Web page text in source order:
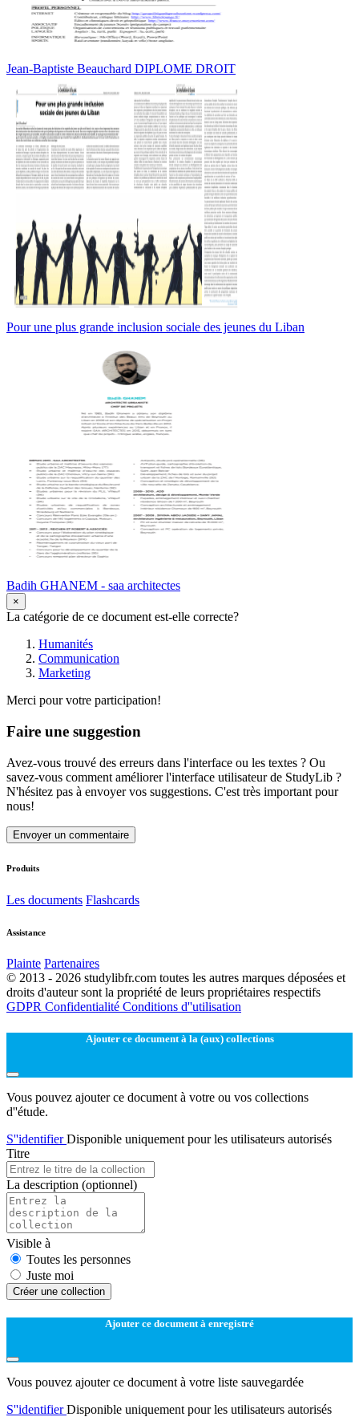
Jean-Baptiste Beauchard DIPLOME DROIT
Pour une plus grande inclusion sociale des jeunes du Liban
Badih GHANEM - saa architectes
×
La catégorie de ce document est-elle correcte?
Humanités
Communication
Marketing
Merci pour votre participation!
Faire une suggestion
Avez-vous trouvé des erreurs dans l'interface ou les textes ? Ou
savez-vous comment améliorer l'interface utilisateur de StudyLib ?
N'hésitez pas à envoyer vos suggestions. C'est très important pour
nous!
Envoyer un commentaire
Produits
Les documents Flashcards
Assistance
Plainte Partenaires
© 2013 - 2026 studylibfr.com toutes les autres marques déposées et
droits d'auteur sont la propriété de leurs propriétaires respectifs
GDPR Confidentialité Conditions d''utilisation
Ajouter ce document à la (aux) collections
Vous pouvez ajouter ce document à votre ou vos collections
d''étude.
S''identifierDisponible uniquement pour les utilisateurs autorisés
Titre
La description (optionnel)
Visible à
Toutes les personnes
Juste moi
Créer une collection
Ajouter ce document à enregistré
Vous pouvez ajouter ce document à votre liste sauvegardée
S''identifierDisponible uniquement pour les utilisateurs autorisés